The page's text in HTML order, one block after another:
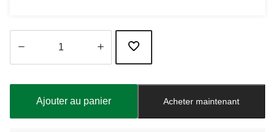
à
Ajouter au panier Acheter maintenant